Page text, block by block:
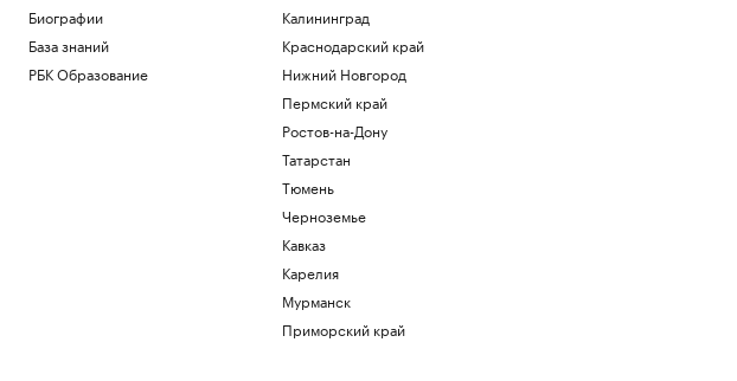
Биографии
База знаний
РБК Образование
Калининград
Краснодарский край
Нижний Новгород
Пермский край
Ростов-на-Дону
Татарстан
Тюмень
Черноземье
Кавказ
Карелия
Мурманск
Приморский край